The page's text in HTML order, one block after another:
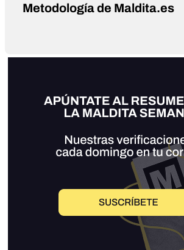
Metodología de Maldita.es